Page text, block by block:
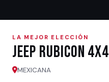
LA MEJOR ELECCIÓN
Jeep RUBICON 4X4
MEXICANA